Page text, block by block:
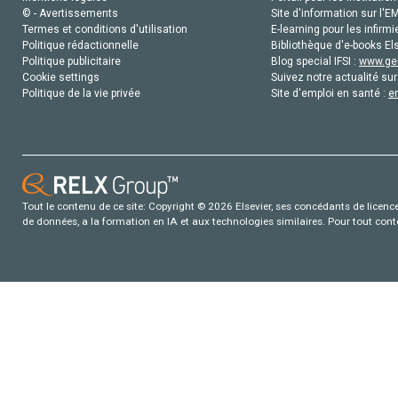
© - Avertissements
Termes et conditions d'utilisation
Politique rédactionnelle
Politique publicitaire
Cookie settings
Politique de la vie privée
Site d'information sur
E-learning pour les
Bibliothèque d'e-books
Blog special IFSI :
Suivez notre actualité
Site d'emploi en santé :
Tout le contenu de ce site: Copyright © 2026 Elsevier, ses concédants de
de données, a la formation en IA et aux technologies similaires. Pour tout